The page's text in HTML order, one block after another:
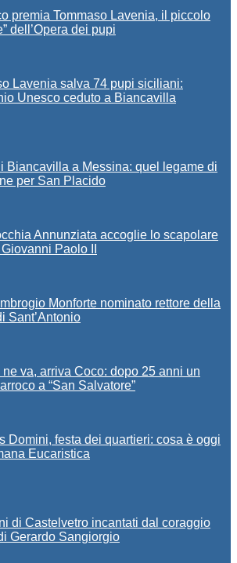
premia Tommaso Lavenia, il piccolo
dell’Opera dei pupi
Lavenia salva 74 pupi siciliani:
Unesco ceduto a Biancavilla
Biancavilla a Messina: quel legame di
per San Placido
Annunziata accoglie lo scapolare
Paolo II
Monforte nominato rettore della
Sant’Antonio
ne va, arriva Coco: dopo 25 anni un
a “San Salvatore”
Domini, festa dei quartieri: cosa è oggi
Eucaristica
di Castelvetro incantati dal coraggio
Gerardo Sangiorgio